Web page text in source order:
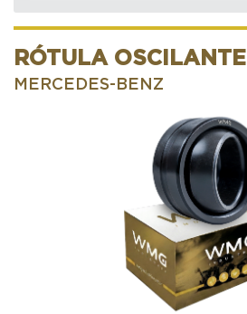
RÓTULA OSCILANTE
MERCEDES-BENZ